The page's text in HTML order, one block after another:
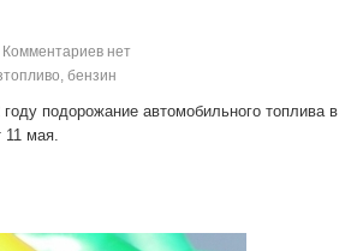
Комментариев нет
бензин
подорожание автомобильного топлива в
11 мая.